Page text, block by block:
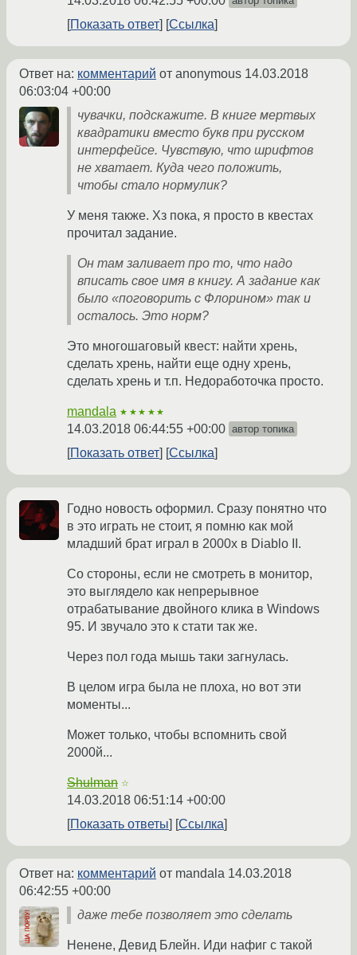
Показать ответ Ссылка
Ответ на: комментарий от anonymous 14.03.2018
06:03:04 +00:00
чувачки, подскажите. В книге мертвых
квадратики вместо букв при русском
интерфейсе. Чувствую, что шрифтов
не хватает. Куда чего положить,
чтобы стало нормулик?
У меня также. Хз пока, я просто в квестах
прочитал задание.
Он там заливает про то, что надо
вписать свое имя в книгу. А задание как
было «поговорить с Флорином» так и
осталось. Это норм?
Это многошаговый квест: найти хрень,
сделать хрень, найти еще одну хрень,
сделать хрень и т.п. Недоработочка просто.
mandala ★★★★★
14.03.2018 06:44:55 +00:00 автор топика
Показать ответ Ссылка
Годно новость оформил. Сразу понятно что
в это играть не стоит, я помню как мой
младший брат играл в 2000х в Diablo II.
Со стороны, если не смотреть в монитор,
это выглядело как непрерывное
отрабатывание двойного клика в Windows
95. И звучало это к стати так же.
Через пол года мышь таки загнулась.
В целом игра была не плоха, но вот эти
моменты...
Может только, чтобы вспомнить свой
2000й...
Shulman ☆
14.03.2018 06:51:14 +00:00
Показать ответы
Ссылка
Ответ на: комментарий от mandala 14.03.2018
06:42:55 +00:00
даже тебе позволяет это сделать
Ненене, Девид Блейн. Иди нафиг с такой